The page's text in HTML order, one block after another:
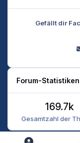
Gefällt dir
Forum-Statistiken
Gesamtzahl der
169.7k